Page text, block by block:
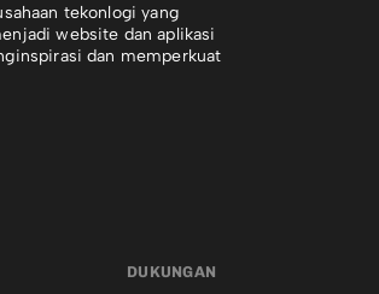
tekonlogi yang
website dan aplikasi
dan memperkuat
DUKUNGAN